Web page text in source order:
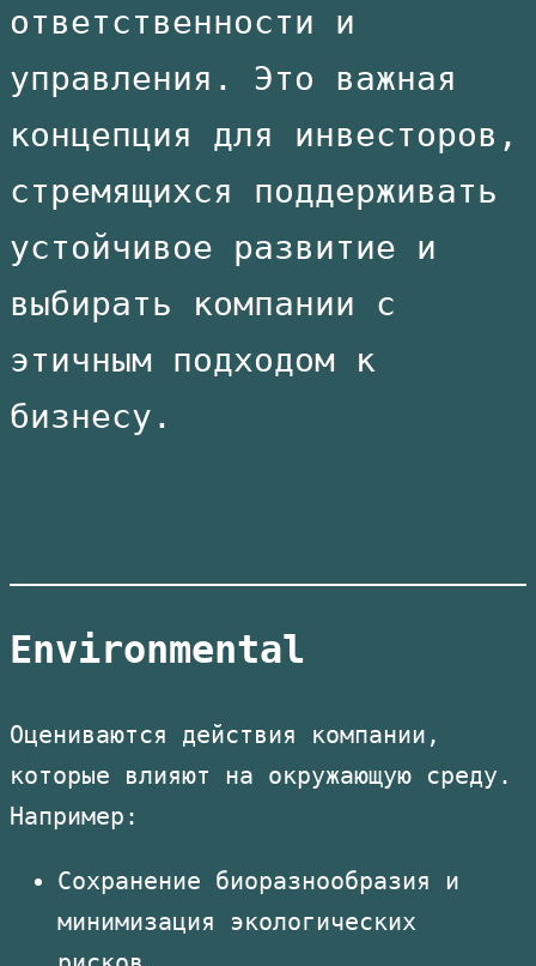
ответственности и
управления. Это важная
концепция для инвесторов,
стремящихся поддерживать
устойчивое развитие и
выбирать компании с
этичным подходом к
бизнесу.
Environmental
Оцениваются действия компании,
которые влияют на окружающую среду.
Например:
Сохранение биоразнообразия и
минимизация экологических